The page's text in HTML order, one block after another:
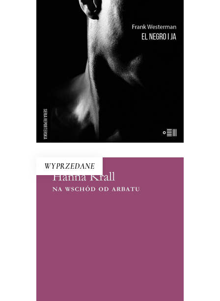
buszmena z Banyoles – wypchanego
człowieka, który był eksponatem
muzealnym aż do lat 90. XX wieku.
Holenderki reporter przywraca
buszmenowi z Banyoles ludzką
godność i stawia pytania o istotę
rasizmu.
WYPRZEDANE